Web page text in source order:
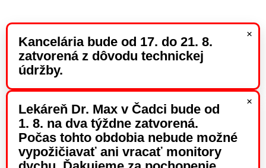
×
Kancelária bude od 17. do 21. 8.
zatvorená z dôvodu technickej
údržby.
×
Lekáreň Dr. Max v Čadci bude od
1. 8. na dva týždne zatvorená.
Počas tohto obdobia nebude možné
vypožičiavať ani vracať monitory